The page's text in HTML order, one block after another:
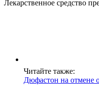
Лекарственное средство
Читайте также:
Дюфастон на отмене